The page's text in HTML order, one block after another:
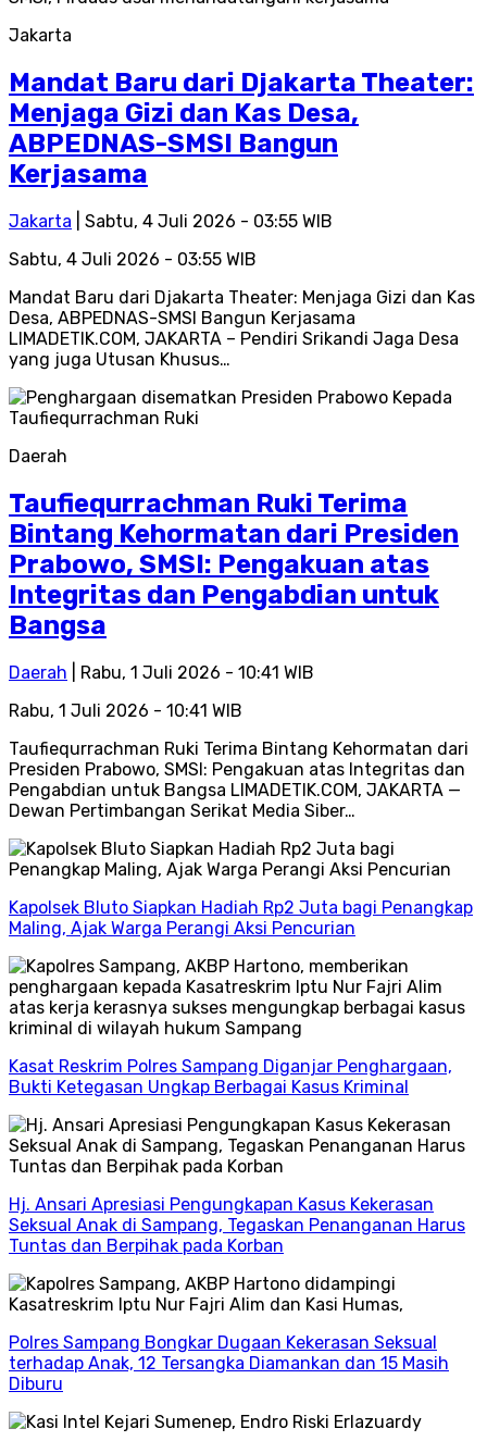
Jakarta
Mandat Baru dari Djakarta Theater:
Menjaga Gizi dan Kas Desa,
ABPEDNAS-SMSI Bangun
Kerjasama
Jakarta | Sabtu, 4 Juli 2026 - 03:55 WIB
Sabtu, 4 Juli 2026 - 03:55 WIB
Mandat Baru dari Djakarta Theater: Menjaga Gizi dan Kas
Desa, ABPEDNAS-SMSI Bangun Kerjasama
LIMADETIK.COM, JAKARTA – Pendiri Srikandi Jaga Desa
yang juga Utusan Khusus…
Daerah
Taufiequrrachman Ruki Terima
Bintang Kehormatan dari Presiden
Prabowo, SMSI: Pengakuan atas
Integritas dan Pengabdian untuk
Bangsa
Daerah | Rabu, 1 Juli 2026 - 10:41 WIB
Rabu, 1 Juli 2026 - 10:41 WIB
Taufiequrrachman Ruki Terima Bintang Kehormatan dari
Presiden Prabowo, SMSI: Pengakuan atas Integritas dan
Pengabdian untuk Bangsa LIMADETIK.COM, JAKARTA —
Dewan Pertimbangan Serikat Media Siber…
Kapolsek Bluto Siapkan Hadiah Rp2 Juta bagi Penangkap
Maling, Ajak Warga Perangi Aksi Pencurian
Kasat Reskrim Polres Sampang Diganjar Penghargaan,
Bukti Ketegasan Ungkap Berbagai Kasus Kriminal
Hj. Ansari Apresiasi Pengungkapan Kasus Kekerasan
Seksual Anak di Sampang, Tegaskan Penanganan Harus
Tuntas dan Berpihak pada Korban
Polres Sampang Bongkar Dugaan Kekerasan Seksual
terhadap Anak, 12 Tersangka Diamankan dan 15 Masih
Diburu